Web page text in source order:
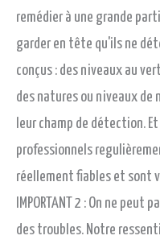
remédier à une grande
garder en tête qu'ils ne
conçus : des niveaux au
des natures ou niveaux de
leur champ de détection.
professionnels
réellement fiables et sont
IMPORTANT 2 : On ne
des troubles. Notre